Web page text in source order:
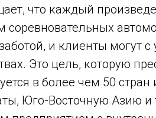
что каждый
соревновательных
и клиенты могут
Это цель, которую
в более чем 50 стран
Юго-Восточную Азию